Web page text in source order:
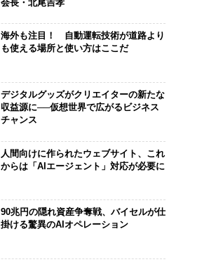
会長・北尾吉孝
海外も注目！ 自動運転技術が道路より
も使える場所と使い方はここだ
デジタルグッズがクリエイターの新たな
収益源に──仮想世界で広がるビジネス
チャンス
人間向けに作られたウェブサイト、これ
からは「AIエージェント」対応が必要に
90兆円の隠れ資産争奪戦、バイセルが仕
掛ける驚異のAIオペレーション